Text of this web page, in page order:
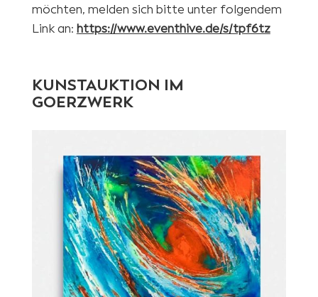
möchten, melden sich bitte unter folgendem
Link an: https://www.eventhive.de/s/tpf6tz
KUNSTAUKTION IM
GOERZWERK